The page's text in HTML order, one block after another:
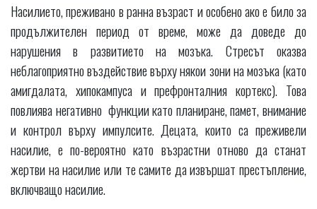
Насилието, преживано в ранна възраст и особено ако е било за
продължителен период от време, може да доведе до
нарушения в развитието на мозъка. Стресът оказва
неблагоприятно въздействие върху някои зони на мозъка (като
амигдалата, хипокампуса и префронталния кортекс). Това
повлиява негативно функции като планиране, памет, внимание
и контрол върху импулсите. Децата, които са преживели
насилие, е по-вероятно като възрастни отново да станат
жертви на насилие или те самите да извършат престъпление,
включващо насилие.